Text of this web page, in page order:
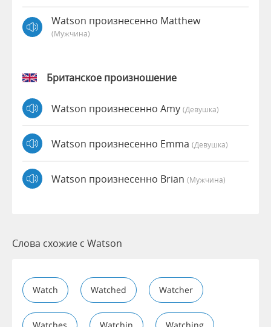
Watson произнесенно Matthew
(мужчина)
Британское произношение
Watson произнесенно Amy (девушка)
Watson произнесенно Emma (девушка)
Watson произнесенно Brian (мужчина)
Слова схожие с Watson
Watch Watched Watcher